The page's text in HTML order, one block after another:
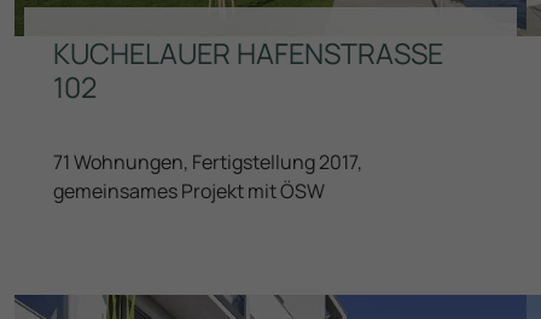
KUCHELAUER HAFENSTRASSE 1
02
71 Wohnungen, Fertigstellung 2017,
gemeinsames Projekt mit ÖSW
Weiterführende Informationen finden Sie in unserer
Datenschutzinformation.